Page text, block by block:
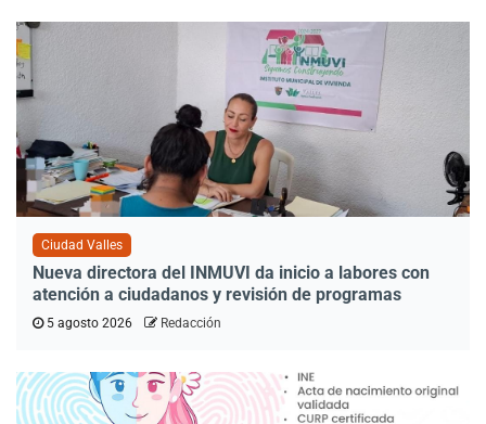
Ciudad Valles
Nueva directora del INMUVI da inicio a labores con
atención a ciudadanos y revisión de programas
5 agosto 2026 Redacción